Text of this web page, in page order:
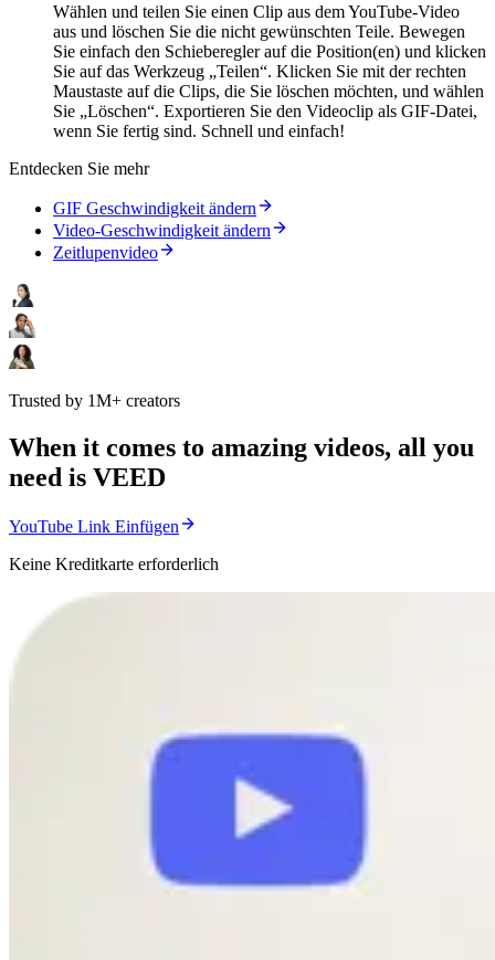
Wählen und teilen Sie einen Clip aus dem YouTube-Video
aus und löschen Sie die nicht gewünschten Teile. Bewegen
Sie einfach den Schieberegler auf die Position(en) und klicken
Sie auf das Werkzeug „Teilen“. Klicken Sie mit der rechten
Maustaste auf die Clips, die Sie löschen möchten, und wählen
Sie „Löschen“. Exportieren Sie den Videoclip als GIF-Datei,
wenn Sie fertig sind. Schnell und einfach!
Entdecken Sie mehr
GIF Geschwindigkeit ändern
Video-Geschwindigkeit ändern
Zeitlupenvideo
Trusted by 1M+ creators
When it comes to amazing videos, all you
need is VEED
YouTube Link Einfügen
Keine Kreditkarte erforderlich